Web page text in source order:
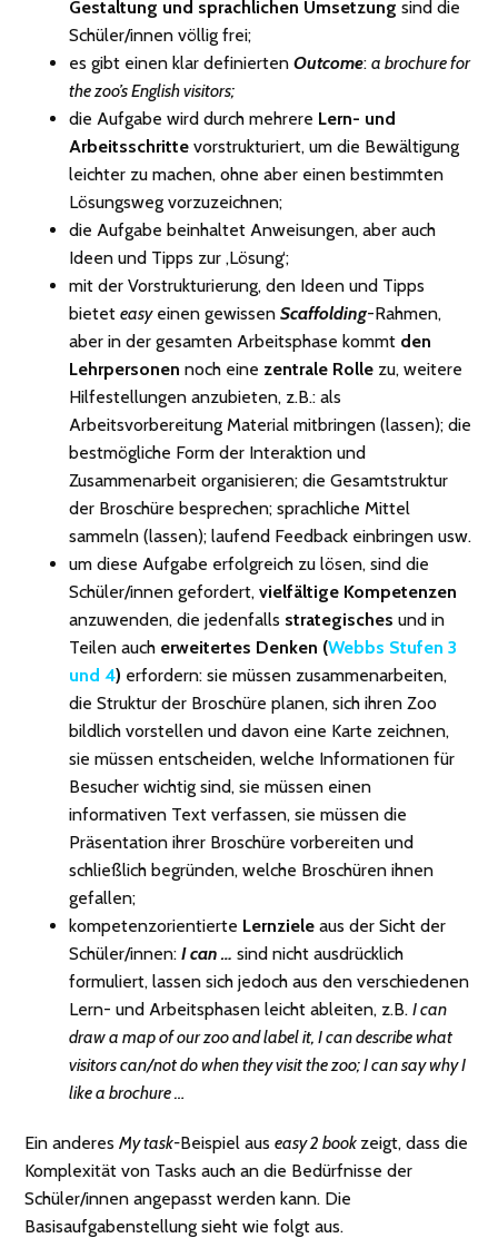
Gestaltung und sprachlichen Umsetzung sind die
Schüler/innen völlig frei;
es gibt einen klar definiertenOutcome:a brochure for
the zoo’s English visitors;
die Aufgabe wird durch mehrere Lern- und
Arbeitsschritte vorstrukturiert, um die Bewältigung
leichter zu machen, ohne aber einen bestimmten
Lösungsweg vorzuzeichnen;
die Aufgabe beinhaltet Anweisungen, aber auch
Ideen und Tipps zur ‚Lösung‘;
mit der Vorstrukturierung, den Ideen und Tipps
bieteteasyeinen gewissenScaffolding-Rahmen,
aber in der gesamten Arbeitsphase kommt den
Lehrpersonennoch eine zentrale Rolle zu, weitere
Hilfestellungen anzubieten, z.B.: als
Arbeitsvorbereitung Material mitbringen (lassen); die
bestmögliche Form der Interaktion und
Zusammenarbeit organisieren; die Gesamtstruktur
der Broschüre besprechen; sprachliche Mittel
sammeln (lassen); laufend Feedback einbringen usw.
um diese Aufgabe erfolgreich zu lösen, sind die
Schüler/innen gefordert,vielfältige Kompetenzen
anzuwenden, die jedenfalls strategisches und in
Teilen auch erweitertes Denken (Webbs Stufen 3
und 4) erfordern: sie müssen zusammenarbeiten,
die Struktur der Broschüre planen, sich ihren Zoo
bildlich vorstellen und davon eine Karte zeichnen,
sie müssen entscheiden, welche Informationen für
Besucher wichtig sind, sie müssen einen
informativen Text verfassen, sie müssen die
Präsentation ihrer Broschüre vorbereiten und
schließlich begründen, welche Broschüren ihnen
gefallen;
kompetenzorientierte Lernzieleaus der Sicht der
Schüler/innen:I can … sind nicht ausdrücklich
formuliert, lassen sich jedoch aus den verschiedenen
Lern- und Arbeitsphasen leicht ableiten, z.B.I can
draw a map of our zoo and label it, I can describe what
visitors can/not do when they visit the zoo; I can say why I
like a brochure …
Ein anderesMy task-Beispiel auseasy 2 book zeigt, dass die
Komplexität von Tasks auch an die Bedürfnisse der
Schüler/innen angepasst werden kann. Die
Basisaufgabenstellung sieht wie folgt aus.